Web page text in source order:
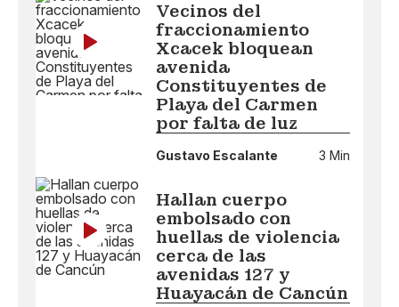
Vecinos del
fraccionamiento
Xcacek bloquean
avenida
Constituyentes de
Playa del Carmen
por falta de luz
Gustavo Escalante 3 Min
Hallan cuerpo
embolsado con
huellas de violencia
cerca de las
avenidas 127 y
Huayacán de Cancún